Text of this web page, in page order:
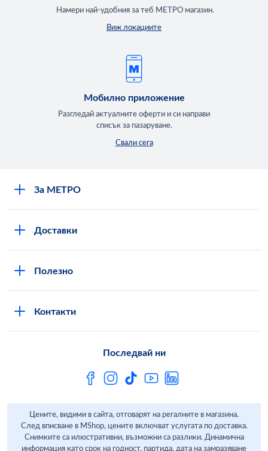
Намери най-удобния за теб МЕТРО магазин.
Виж локациите
Мобилно приложение
Разгледай актуалните оферти и си направи
списък за пазаруване.
Свали сега
За МЕТРО
Доставки
Полезно
Контакти
Последвай ни
Цените, видими в сайта, отговарят на регалните в магазина.
След вписване в MShop, цените включват услугата по доставка.
Снимките са илюстративни, възможни са разлики. Динамична
информация като срок на годност, партида, дата на замразяване